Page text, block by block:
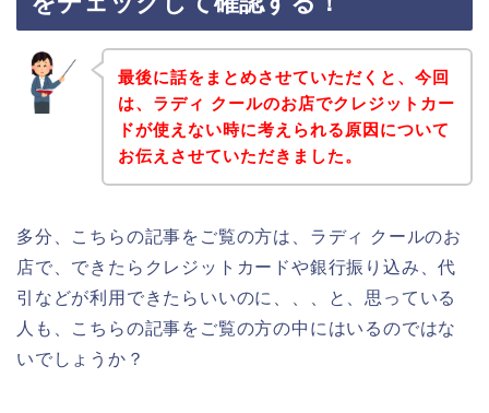
最後に話をまとめさせていただくと、今回
は、ラディ クールのお店でクレジットカー
ドが使えない時に考えられる原因について
お伝えさせていただきました。
多分、こちらの記事をご覧の方は、ラディ クールのお
店で、できたらクレジットカードや銀行振り込み、代
引などが利用できたらいいのに、、、と、思っている
人も、こちらの記事をご覧の方の中にはいるのではな
いでしょうか？